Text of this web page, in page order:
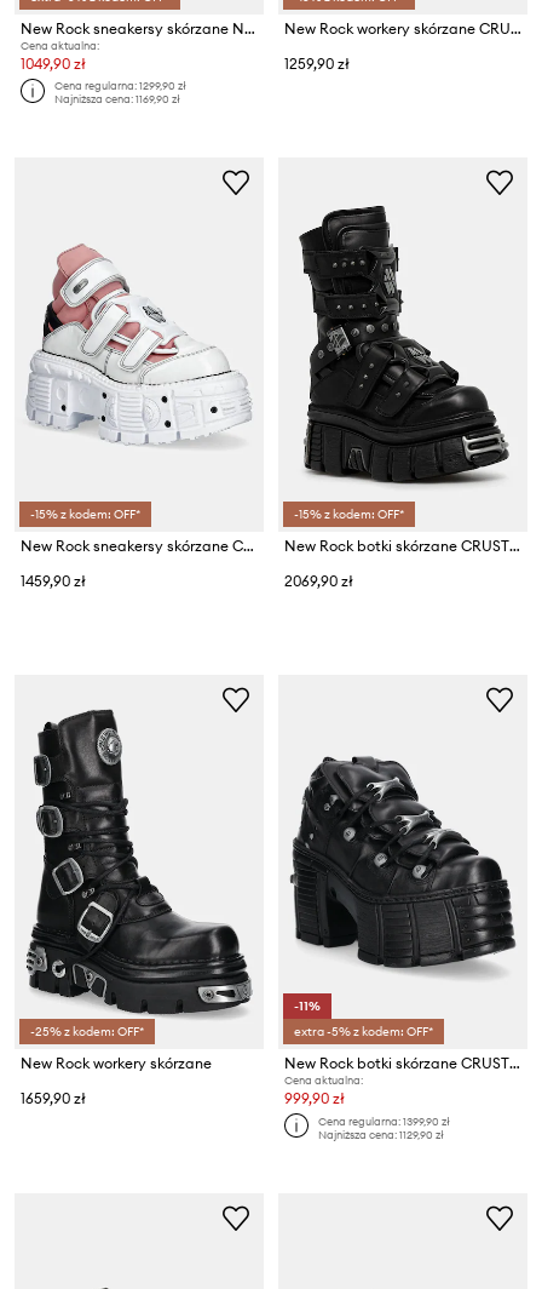
New Rock sneakersy skórzane Negro + Nomada Negro + Tower Negro Lateral E-14
Cena aktualna:
1049,90 zł
Cena regularna:1299,90 zł
Najniższa cena:1169,90 zł
New Rock workery skórzane CRUST NEGRO IMPERFECT TANK NEGRO TORNILLOS
1259,90 zł
-15% z kodem: OFF*
New Rock sneakersy skórzane CHAROL ARRUGADO BLANCO, NOBUCK ROSA, TANK
1459,90 zł
-15% z kodem: OFF*
New Rock botki skórzane CRUST NEGRO, TOWER NEGRO E14 ACERO
2069,90 zł
-25% z kodem: OFF*
New Rock workery skórzane
1659,90 zł
-11%
extra -5% z kodem: OFF*
New Rock botki skórzane CRUST NEGRO
Cena aktualna:
999,90 zł
Cena regularna:1399,90 zł
Najniższa cena:1129,90 zł